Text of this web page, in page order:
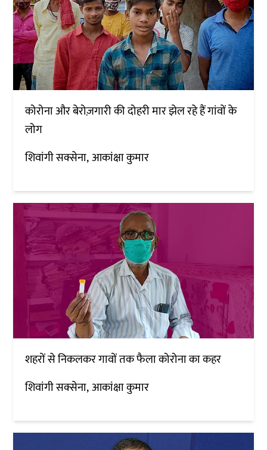
कोरोना और बेरोज़गारी की दोहरी मार झेल रहे हैं गांवों के
लोग
शिवांगी सक्सेना आकांक्षा कुमार
शहरों से निकलकर गावों तक फैला कोरोना का कहर
शिवांगी सक्सेना आकांक्षा कुमार